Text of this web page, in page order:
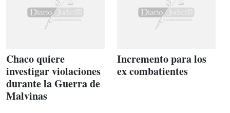
Chaco quiere
investigar violaciones
durante la Guerra de
Malvinas
Incremento para los
ex combatientes